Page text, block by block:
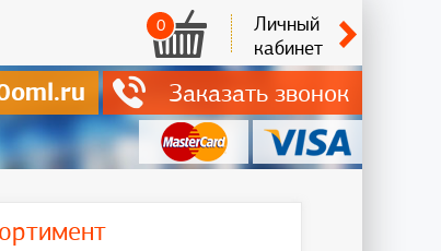
0
Личный
кабинет
Заказать звонок